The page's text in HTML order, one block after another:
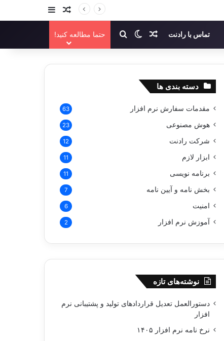
نوشته تصادفی
سایدبار
تماس با رادنت نوشته تصادفی
تغییر پوسته
جستجو برای
حتما مطالعه کنید!
دسته بندی ها
مقدمات سفارش نرم افزار 63
هوش مصنوعی 23
شرکت رادنت 12
ابزار لازم 11
برنامه نویسی 11
بخش نامه و آیین نامه 7
امنیت 6
آموزش نرم افزار 2
نوشته‌های تازه
دستورالعمل تعدیل قراردادهای تولید و پشتیبانی نرم‌
افزار
نرخ نامه نرم افزار ۱۴۰۵